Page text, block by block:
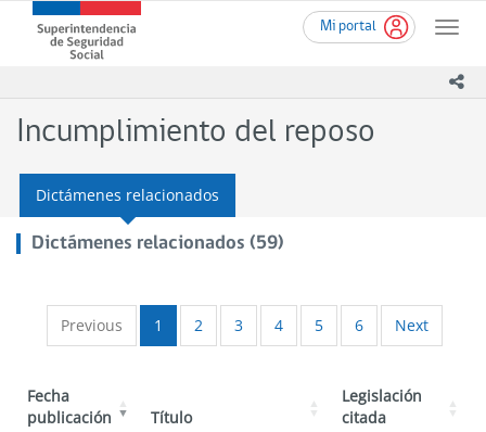
contenido
Mi portal
Toggle
Superintendencia
de
-
de
Chile
Incumplimiento del reposo
Dictámenes relacionados
Dictámenes relacionados (59)
Previous 1 2 3 4 5 6 Next
Fecha
publicación
Título
Legislación
citada